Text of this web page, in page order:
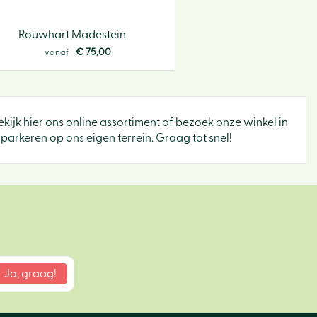
Rouwhart Madestein
vanaf € 75,00
hier ons online assortiment of bezoek onze winkel in
op ons eigen terrein. Graag tot snel!